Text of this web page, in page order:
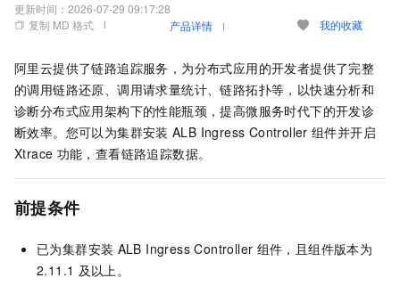
更新时间： 2026-07-29 09:17:28
复制 MD 格式
产品详情 我的收藏
阿里云提供了链路追踪服务，为分布式应用的开发者提供了完整
的调用链路还原、调用请求量统计、链路拓扑等，以快速分析和
诊断分布式应用架构下的性能瓶颈，提高微服务时代下的开发诊
断效率。您可以为集群安装 ALB Ingress Controller 组件并开启
Xtrace 功能，查看链路追踪数据。
前提条件
已为集群安装 ALB Ingress Controller 组件，且组件版本为
2.11.1 及以上。